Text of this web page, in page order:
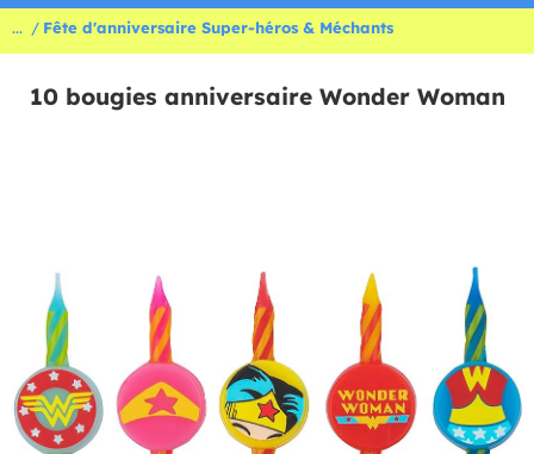
... Fête d'anniversaire Super-héros & Méchants
10 bougies anniversaire Wonder Woman